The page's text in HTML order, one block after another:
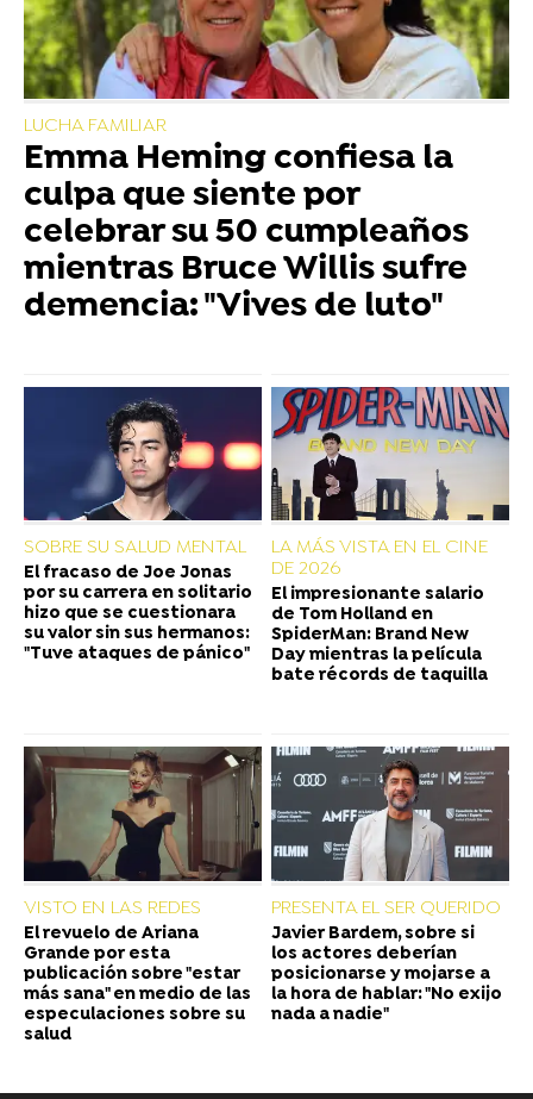
LUCHA FAMILIAR
Emma Heming confiesa la
culpa que siente por
celebrar su 50 cumpleaños
mientras Bruce Willis sufre
demencia: "Vives de luto"
SOBRE SU SALUD MENTAL
El fracaso de Joe Jonas
por su carrera en solitario
hizo que se cuestionara
su valor sin sus hermanos:
"Tuve ataques de pánico"
LA MÁS VISTA EN EL CINE
DE 2026
El impresionante salario
de Tom Holland en
SpiderMan: Brand New
Day mientras la película
bate récords de taquilla
VISTO EN LAS REDES
El revuelo de Ariana
Grande por esta
publicación sobre "estar
más sana" en medio de las
especulaciones sobre su
salud
PRESENTA EL SER QUERIDO
Javier Bardem, sobre si
los actores deberían
posicionarse y mojarse a
la hora de hablar: "No exijo
nada a nadie"